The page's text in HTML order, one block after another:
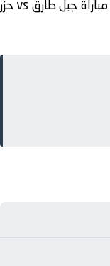
🔴 أين تشاهد مباراة جبل طارق ضد جزر العذراء البريطانية مباشرة؟ إليك أفضل رابط بث مباشر مجاني. أفضل رابط لمشاهدة مباراة جبل طارق vs جزر